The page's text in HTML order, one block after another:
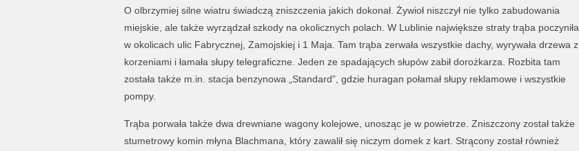
O olbrzymiej silne wiatru świadczą zniszczenia jakich dokonał. Żywioł niszczył nie tylko zabudowania
miejskie, ale także wyrządzał szkody na okolicznych polach. W Lublinie największe straty trąba poczyniła
w okolicach ulic Fabrycznej, Zamojskiej i 1 Maja. Tam trąba zerwała wszystkie dachy, wyrywała drzewa z
korzeniami i łamała słupy telegraficzne. Jeden ze spadających słupów zabił dorożkarza. Rozbita tam
została także m.in. stacja benzynowa „Standard”, gdzie huragan połamał słupy reklamowe i wszystkie
pompy.
Trąba porwała także dwa drewniane wagony kolejowe, unosząc je w powietrze. Zniszczony został także
stumetrowy komin młyna Blachmana, który zawalił się niczym domek z kart. Strącony został również